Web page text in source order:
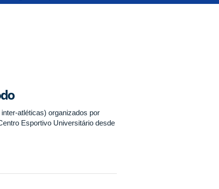
atléticas) organizados por
Esportivo Universitário desde